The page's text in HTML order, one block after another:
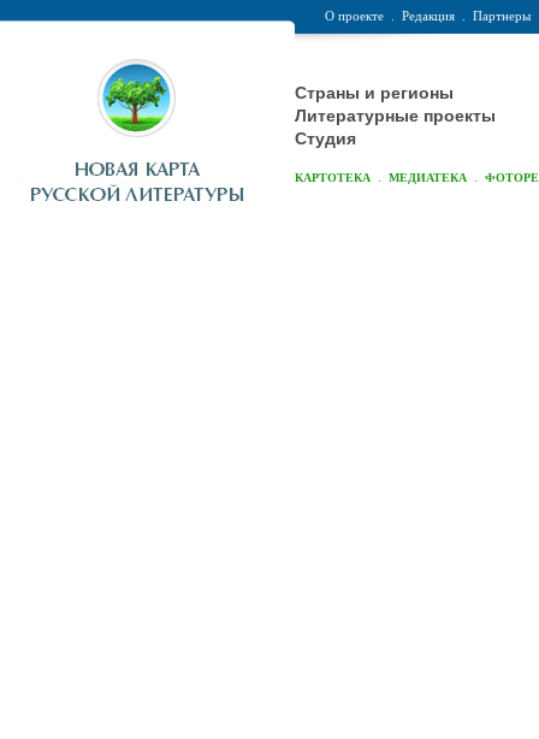
О проекте Редакция Партнеры
Страны и регионы
Литературные проекты
Студия
КАРТОТЕКА МЕДИАТЕКА